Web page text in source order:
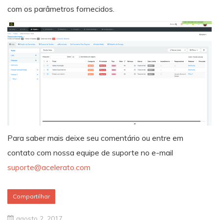
com os parâmetros fornecidos.
Para saber mais deixe seu comentário ou entre em
contato com nossa equipe de suporte no e-mail
suporte@acelerato.com
Compartilhar
agosto 2, 2017